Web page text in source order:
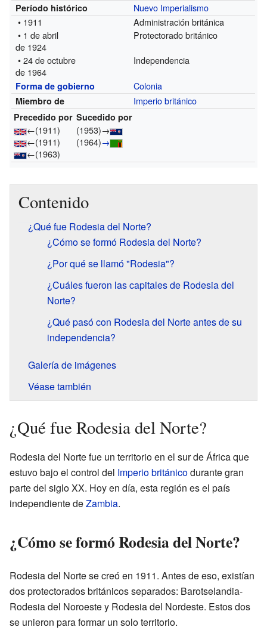
Período histórico
Nuevo Imperialismo
• 1911
Administración británica
• 1 de abril
de 1924
Protectorado británico
• 24 de octubre
de 1964
Independencia
Forma de gobierno Colonia
Miembro de Imperio británico
Precedido por Sucedido por
←(1911)
←(1911)
←(1963)
(1953)→
(1964)→
Contenido
¿Qué fue Rodesia del Norte?
¿Cómo se formó Rodesia del Norte?
¿Por qué se llamó "Rodesia"?
¿Cuáles fueron las capitales de Rodesia del
Norte?
¿Qué pasó con Rodesia del Norte antes de su
independencia?
Galería de imágenes
Véase también
¿Qué fue Rodesia del Norte?
Rodesia del Norte fue un territorio en el sur de África que
estuvo bajo el control del Imperio británicodurante gran
parte del siglo XX. Hoy en día, esta región es el país
independiente deZambia.
¿Cómo se formó Rodesia del Norte?
Rodesia del Norte se creó en 1911. Antes de eso, existían
dos protectorados británicos separados: Barotselandia-
Rodesia del Noroeste y Rodesia del Nordeste. Estos dos
se unieron para formar un solo territorio.